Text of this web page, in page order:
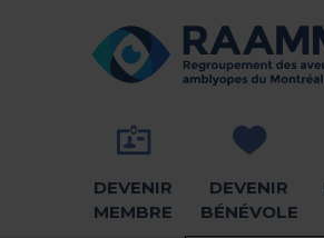
RETOUR À LA PAGE
DEVENIR
MEMBRE
DEVENIR
BÉNÉVOLE